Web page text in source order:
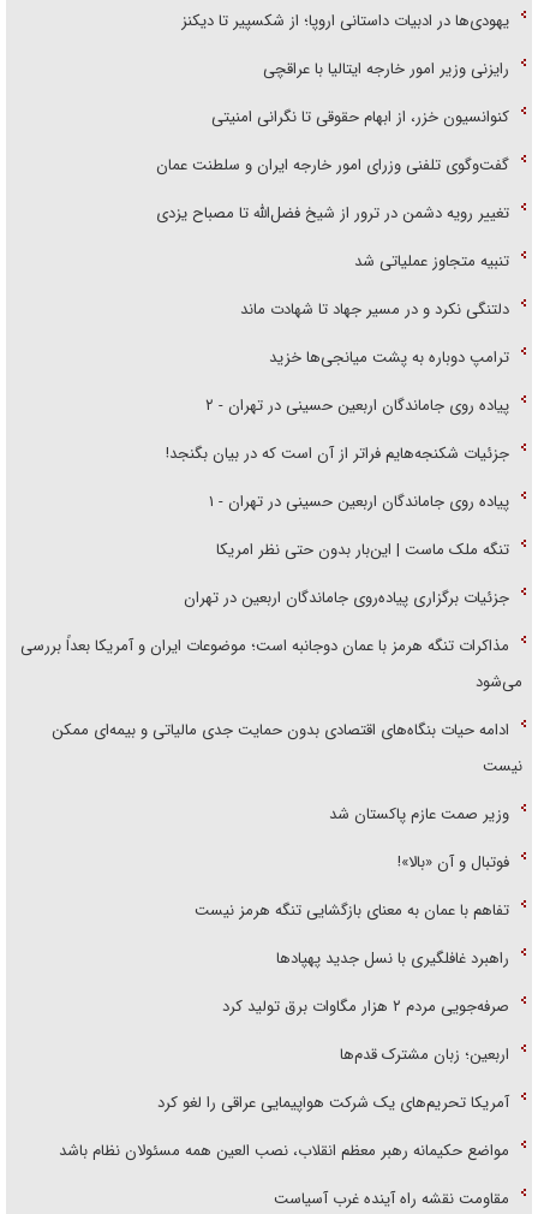
یهودی‌ها در ادبیات داستانی اروپا؛ از شکسپیر تا دیکنز
رایزنی وزیر امور خارجه ایتالیا با عراقچی
کنوانسیون خزر، از ابهام حقوقی تا نگرانی امنیتی
گفت‌وگوی تلفنی وزرای امور خارجه ایران و سلطنت عمان
تغییر رویه دشمن در ترور از شیخ فضل‌الله تا مصباح یزدی
تنبیه متجاوز عملیاتی شد
دلتنگی نکرد و در مسیر جهاد تا شهادت ماند
ترامپ دوباره به پشت میانجی‌ها خزید
پیاده روی جاماندگان اربعین حسینی در تهران - ۲
جزئیات شکنجه‌هایم فراتر از آن است که در بیان بگنجد!
پیاده روی جاماندگان اربعین حسینی در تهران - ۱
تنگه ملک ماست | این‌بار بدون حتی نظر امریکا
جزئیات برگزاری پیاده‌روی جاماندگان اربعین در تهران
مذاکرات تنگه هرمز با عمان دوجانبه است؛ موضوعات ایران و آمریکا بعداً بررسی
می‌شود
ادامه حیات بنگاه‌های اقتصادی بدون حمایت جدی مالیاتی و بیمه‌ای ممکن
نیست
وزیر صمت عازم پاکستان شد
فوتبال و آن «بالا»!
تفاهم با عمان به معنای بازگشایی تنگه هرمز نیست
راهبرد غافلگیری با نسل جدید پهپاد‌ها
صرفه‌جویی مردم ۲ هزار مگاوات برق تولید کرد
اربعین؛ زبان مشترک قدم‌ها
آمریکا تحریم‌های یک شرکت هواپیمایی عراقی را لغو کرد
مواضع حکیمانه رهبر معظم انقلاب، نصب العین همه مسئولان نظام باشد
مقاومت نقشه راه آینده غرب آسیاست